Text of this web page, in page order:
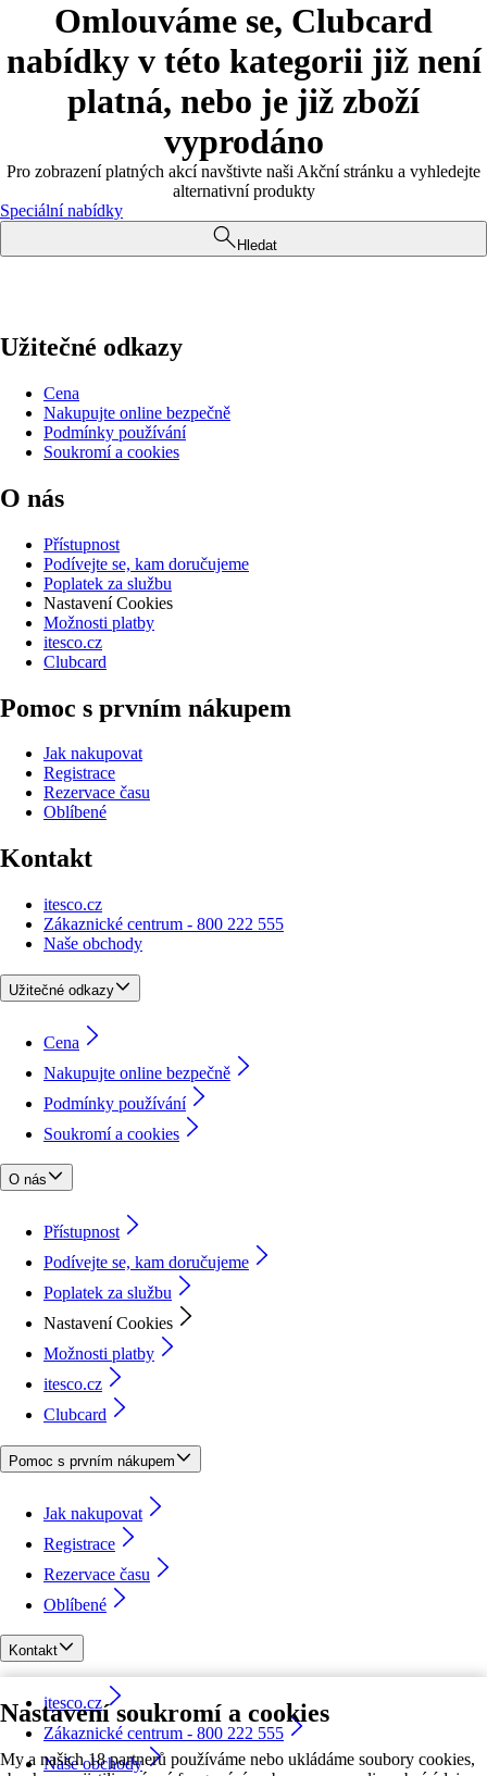
Nastavení soukromí a cookies
My a našich 18 partnerů používáme nebo ukládáme soubory cookies,
Omlouváme se, Clubcard
nabídky v této kategorii již není
platná, nebo je již zboží
vyprodáno
Pro zobrazení platných akcí navštivte naši Akční stránku a vyhledejte
alternativní produkty
Speciální nabídky
Hledat
Užitečné odkazy
Cena
Nakupujte online bezpečně
Podmínky používání
Soukromí a cookies
O nás
Přístupnost
Podívejte se, kam doručujeme
Poplatek za službu
Nastavení Cookies
Možnosti platby
itesco.cz
Clubcard
Pomoc s prvním nákupem
Jak nakupovat
Registrace
Rezervace času
Oblíbené
Kontakt
itesco.cz
Zákaznické centrum - 800 222 555
Naše obchody
Užitečné odkazy
Cena
Nakupujte online bezpečně
Podmínky používání
Soukromí a cookies
O nás
Přístupnost
Podívejte se, kam doručujeme
Poplatek za službu
Nastavení Cookies
Možnosti platby
itesco.cz
Clubcard
Pomoc s prvním nákupem
Jak nakupovat
Registrace
Rezervace času
Oblíbené
Kontakt
itesco.cz
Zákaznické centrum - 800 222 555
Naše obchody